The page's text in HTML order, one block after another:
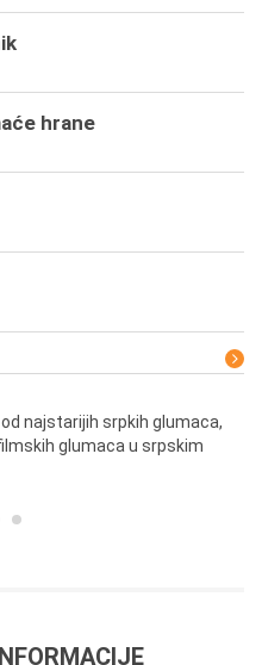
hrane
najstarijih srpkih glumaca,
glumaca u srpskim